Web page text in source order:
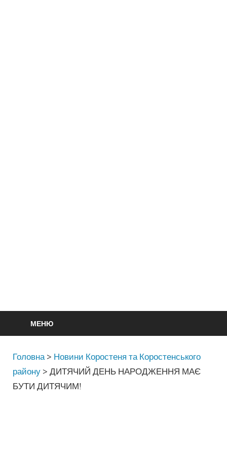
МЕНЮ
Головна > Новини Коростеня та Коростенського
району >ДИТЯЧИЙ ДЕНЬ НАРОДЖЕННЯ МАЄ
БУТИ ДИТЯЧИМ!